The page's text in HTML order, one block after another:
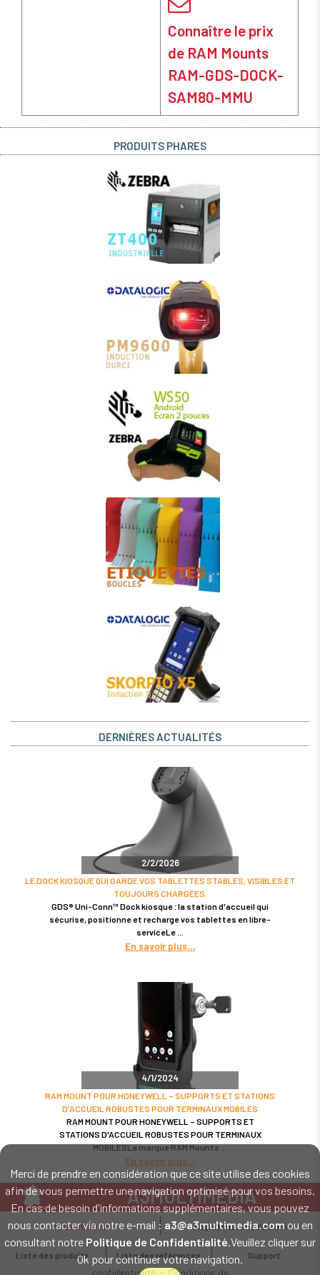
Merci de prendre en considération que ce site utilise des cookies
afin de vous permettre une navigation optimisé pour vos besoins.
En cas de besoin d'informations supplémentaires, vous pouvez
nous contacter via notre e-mail : a3@a3multimedia.comou en
consultant notre Politique de Confidentialité.Veuillez cliquer sur
Ok pour continuer votre navigation.
Connaître le prix
de RAM Mounts
RAM-GDS-DOCK-
SAM80-MMU
PRODUITS PHARES
DERNIÈRES ACTUALITÉS
2/2/2026
LE DOCK KIOSQUE QUI GARDE VOS TABLETTES STABLES, VISIBLES ET
TOUJOURS CHARGÉES.
GDS® Uni-Conn™ Dock kiosque : la station d'accueil qui
sécurise, positionne et recharge vos tablettes en libre-
serviceLe
En savoir plus
4/1/2024
RAM MOUNT POUR HONEYWELL – SUPPORTS ET STATIONS
D'ACCUEIL ROBUSTES POUR TERMINAUX MOBILES
RAM MOUNT POUR HONEYWELL – SUPPORTS ET
STATIONS D'ACCUEIL ROBUSTES POUR TERMINAUX
MOBILESLa marque RAM Mounts
En savoir plus
A3MULTIMEDIA
LE SPÉCIALISTE MATÉRIEL ET LOGICIEL CODE BARRE
Intervention sur tout le territoire : Cholet - Nantes - Angers - Rennes - Le
Mans - Bordeaux - Paris - Lille - Brest - Toulouse - Marseille - Poitiers -
Caen - Lyon - Reims - Lorient - Vannes - Quimper - Rouen
02 52 45 00 20 a3@a3multimedia.com
Liste des produits Liste des références Support
Mentions légales-Politique de
confidentialité - Conditions de